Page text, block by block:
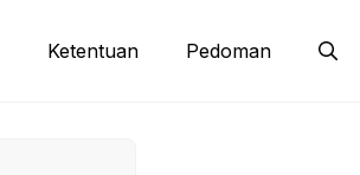
Ketentuan Pedoman